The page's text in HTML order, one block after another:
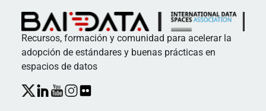
Recursos, formación y comunidad para acelerar la
adopción de estándares y buenas prácticas en
espacios de datos